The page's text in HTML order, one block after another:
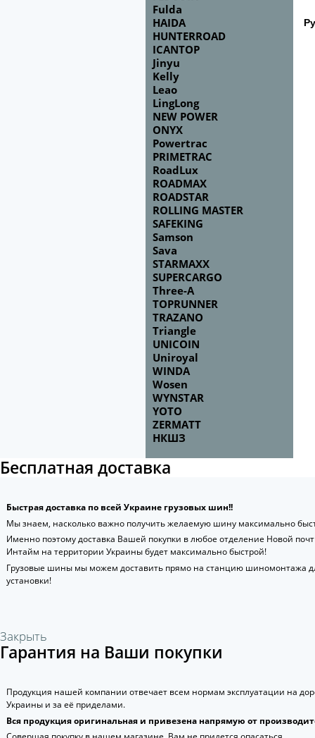
Fulda
HAIDA
HUNTERROAD
ICANTOP
Jinyu
Kelly
Leao
LingLong
NEW POWER
ONYX
Powertrac
PRIMETRAC
RoadLux
ROADMAX
ROADSTAR
ROLLING MASTER
SAFEKING
Samson
Sava
STARMAXX
SUPERCARGO
Three-A
TOPRUNNER
TRAZANO
Triangle
UNICOIN
Uniroyal
WINDA
Wosen
WYNSTAR
YOTO
ZERMATT
НКШЗ
Бесплатная доставка
Быстрая доставка по всей Украине грузовых шин!!
Мы знаем, насколько важно получить желаемую шину максимально
Именно поэтому доставка Вашей покупки в любое отделение Новой
Интайм на территории Украины будет максимально быстрой!
Грузовые шины мы можем доставить прямо на станцию шиномонтажа
установки!
Закрыть
Гарантия на Ваши покупки
Продукция нашей компании отвечает всем нормам эксплуатации на
Украины и за её приделами.
Вся продукция оригинальная и привезена напрямую от